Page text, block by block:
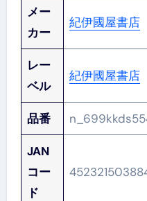
メー
カー
紀伊國屋書店
レー
ベル
紀伊國屋書店
品番
JAN
コー
ド